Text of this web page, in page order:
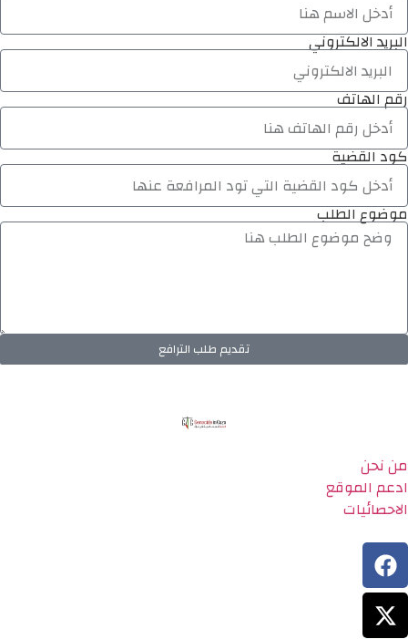
البريد الالكتروني
رقم الهاتف
كود القضية
موضوع الطلب
تقديم طلب الترافع
من نحن
ادعم الموقع
الاحصائيات